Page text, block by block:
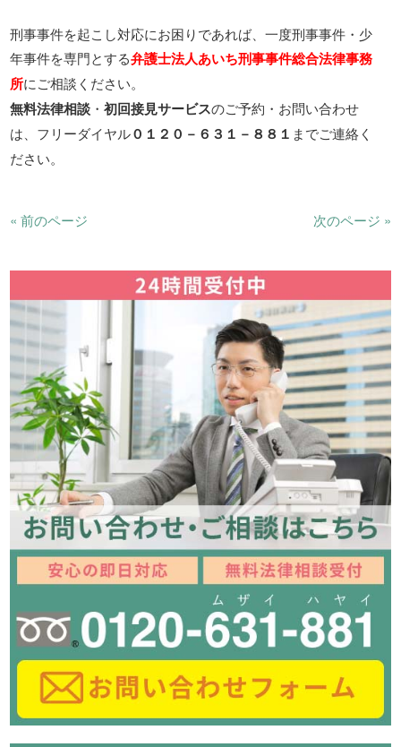
刑事事件を起こし対応にお困りであれば、一度刑事事件・少
年事件を専門とする弁護士法人あいち刑事事件総合法律事務
所にご相談ください。
無料法律相談 ・初回接見サービスのご予約・お問い合わせ
は、フリーダイヤル０１２０－６３１－８８１ までご連絡く
ださい。
« 前のページ 次のページ »